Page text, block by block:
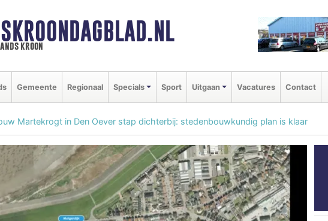
kroon
Gemeente Regionaal Specials Sport Uitgaan Vacatures Contact
Martekrogt in Den Oever stap dichterbij: stedenbouwkundig plan is klaar